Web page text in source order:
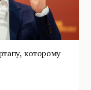
которому